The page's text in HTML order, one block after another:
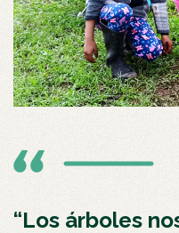
“Los árboles